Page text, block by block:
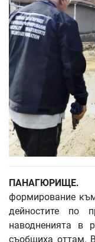
ПАНАГЮРИЩЕ.
формирование
дейностите по
наводненията в
съобщиха оттам.